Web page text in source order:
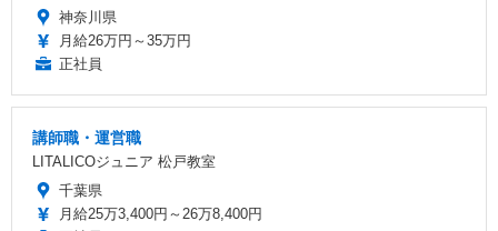
神奈川県
月給26万円～35万円
正社員
講師職・運営職
LITALICOジュニア 松戸教室
千葉県
月給25万3,400円～26万8,400円